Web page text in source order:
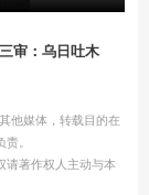
审：乌日吐木
他媒体，转载目的在
。
请著作权人主动与本